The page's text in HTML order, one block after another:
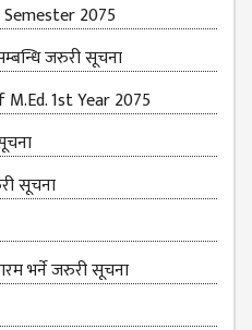
Semester 2075
जरुरी सूचना
1st Year 2075
सूचना
भर्ने जरुरी सूचना